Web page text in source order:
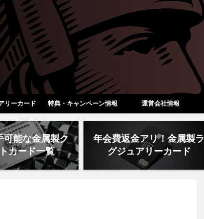
リーカード 特典・キャンペーン情報 運営会社情報
可能な金属製ク
カード一覧
年会費返金アリ！金属製ラ
グジュアリーカード